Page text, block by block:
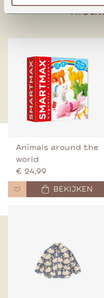
Animals around the
world
€ 24,99
BEKIJKEN